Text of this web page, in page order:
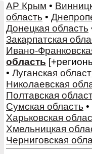
АР Крым •
область •
Донецкая область
Закарпатская
Ивано-
область
• Луганская
Николаевская
Полтавская
Сумская область •
Харьковская
Хмельницкая
Черниговская